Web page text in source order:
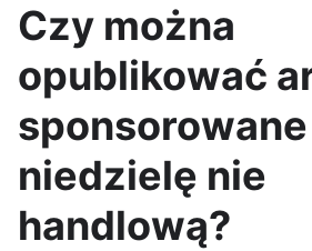
Czy można
opublikować
niedzielę nie
handlową?